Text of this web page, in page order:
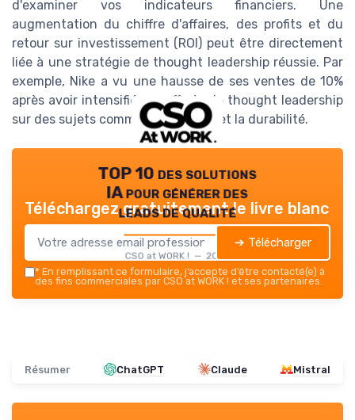
d'examiner vos indicateurs financiers. Une
augmentation du chiffre d'affaires, des profits et du
retour sur investissement (ROI) peut être directement
liée à une stratégie de thought leadership réussie. Par
exemple, Nike a vu une hausse de ses ventes de 10%
après avoir intensifié ses efforts de thought leadership
sur des sujets comme l'innovation et la durabilité.
TOP 10 des solutions
IA pour générer des
leads de qualité
CSO at WORK ! — 2026
Téléchargez gratuitement le livre blanc
➔ Télécharger
* En remplissant ce formulaire, j’accepte d’être contacté(e) à
des fins commerciales par CSO at WORK ! et ses partenaires.
Résumer ChatGPT Claude Mistral